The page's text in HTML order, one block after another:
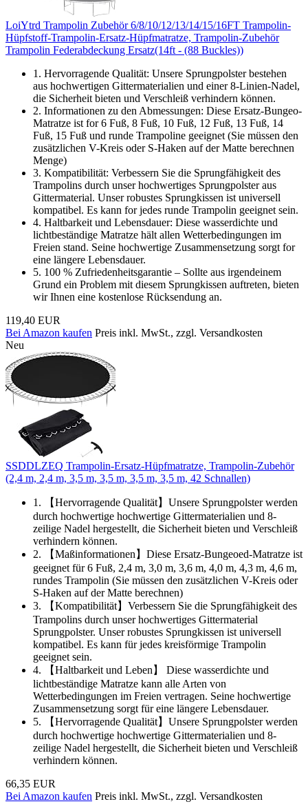
LoiYtrd Trampolin Zubehör 6/8/10/12/13/14/15/16FT Trampolin-
Hüpfstoff-Trampolin-Ersatz-Hüpfmatratze, Trampolin-Zubehör
Trampolin Federabdeckung Ersatz(14ft - (88 Buckles))
1. Hervorragende Qualität: Unsere Sprungpolster bestehen
aus hochwertigen Gittermaterialien und einer 8-Linien-Nadel,
die Sicherheit bieten und Verschleiß verhindern können.
2. Informationen zu den Abmessungen: Diese Ersatz-Bungeo-
Matratze ist for 6 Fuß, 8 Fuß, 10 Fuß, 12 Fuß, 13 Fuß, 14
Fuß, 15 Fuß und runde Trampoline geeignet (Sie müssen den
zusätzlichen V-Kreis oder S-Haken auf der Matte berechnen
Menge)
3. Kompatibilität: Verbessern Sie die Sprungfähigkeit des
Trampolins durch unser hochwertiges Sprungpolster aus
Gittermaterial. Unser robustes Sprungkissen ist universell
kompatibel. Es kann for jedes runde Trampolin geeignet sein.
4. Haltbarkeit und Lebensdauer: Diese wasserdichte und
lichtbeständige Matratze hält allen Wetterbedingungen im
Freien stand. Seine hochwertige Zusammensetzung sorgt for
eine längere Lebensdauer.
5. 100 % Zufriedenheitsgarantie – Sollte aus irgendeinem
Grund ein Problem mit diesem Sprungkissen auftreten, bieten
wir Ihnen eine kostenlose Rücksendung an.
119,40 EUR
Bei Amazon kaufen Preis inkl. MwSt., zzgl. Versandkosten
Neu
SSDDLZEQ Trampolin-Ersatz-Hüpfmatratze, Trampolin-Zubehör
(2,4 m, 2,4 m, 3,5 m, 3,5 m, 3,5 m, 3,5 m, 42 Schnallen)
1. 【Hervorragende Qualität】Unsere Sprungpolster werden
durch hochwertige hochwertige Gittermaterialien und 8-
zeilige Nadel hergestellt, die Sicherheit bieten und Verschleiß
verhindern können.
2. 【Maßinformationen】Diese Ersatz-Bungeoed-Matratze ist
geeignet für 6 Fuß, 2,4 m, 3,0 m, 3,6 m, 4,0 m, 4,3 m, 4,6 m,
rundes Trampolin (Sie müssen den zusätzlichen V-Kreis oder
S-Haken auf der Matte berechnen)
3. 【Kompatibilität】Verbessern Sie die Sprungfähigkeit des
Trampolins durch unser hochwertiges Gittermaterial
Sprungpolster. Unser robustes Sprungkissen ist universell
kompatibel. Es kann für jedes kreisförmige Trampolin
geeignet sein.
4. 【Haltbarkeit und Leben】 Diese wasserdichte und
lichtbeständige Matratze kann alle Arten von
Wetterbedingungen im Freien vertragen. Seine hochwertige
Zusammensetzung sorgt für eine längere Lebensdauer.
5. 【Hervorragende Qualität】Unsere Sprungpolster werden
durch hochwertige hochwertige Gittermaterialien und 8-
zeilige Nadel hergestellt, die Sicherheit bieten und Verschleiß
verhindern können.
66,35 EUR
Bei Amazon kaufen Preis inkl. MwSt., zzgl. Versandkosten